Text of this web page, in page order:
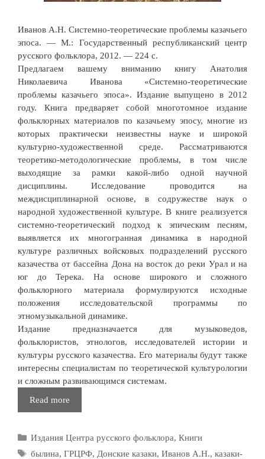
Иванов А.Н. Системно-теоретические проблемы казачьего
эпоса. — М.: Государственный республиканский центр
русского фольклора, 2012. — 224 с.
Предлагаем вашему вниманию книгу Анатолия
Николаевича Иванова «Системно-теоретические
проблемы казачьего эпоса». Издание выпущено в 2012
году. Книга предваряет собой многотомное издание
фольклорных материалов по казачьему эпосу, многие из
которых практически неизвестны науке и широкой
культурно-художественной среде. Рассматриваются
теоретико-методологические проблемы, в том числе
выходящие за рамки какой-либо одной научной
дисциплины. Исследование проводится на
междисциплинарной основе, в содружестве наук о
народной художественной культуре. В книге реализуется
системно-теоретический подход к эпическим песням,
выявляется их многогранная динамика в народной
культуре различных войсковых подразделений русского
казачества от бассейна Дона на восток до реки Урал и на
юг до Терека. На основе широкого и сложного
фольклорного материала формулируются исходные
положения исследовательской программы по
этномузыкальной динамике.
Издание предназначается для музыковедов,
фольклористов, этнологов, исследователей истории и
культуры русского казачества. Его материалы будут также
интересны специалистам по теоретической культурологии
и сложным развивающимся системам.
Read more
теоретические
казачьего
эпоса
Рубрики
Издания Центра русского фольклора, Книги
Метки
былина, ГРЦРФ, Донские казаки, Иванов А.Н., казаки-